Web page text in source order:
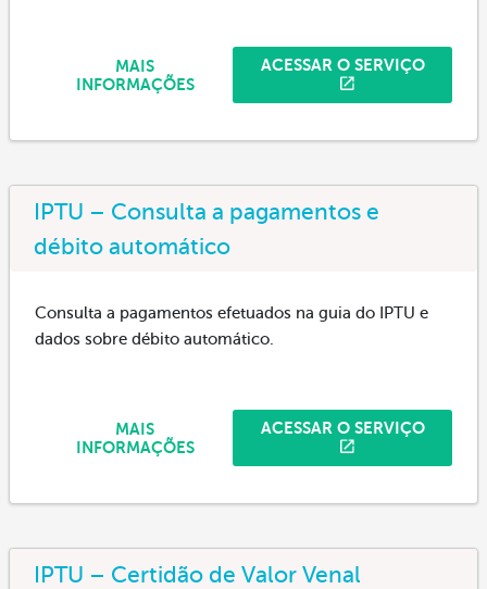
ACESSAR O SERVIÇO
MAIS
INFORMAÇÕES
IPTU – Consulta a pagamentos e
débito automático
Consulta a pagamentos efetuados na guia do IPTU e
dados sobre débito automático.
ACESSAR O SERVIÇO
MAIS
INFORMAÇÕES
IPTU – Certidão de Valor Venal